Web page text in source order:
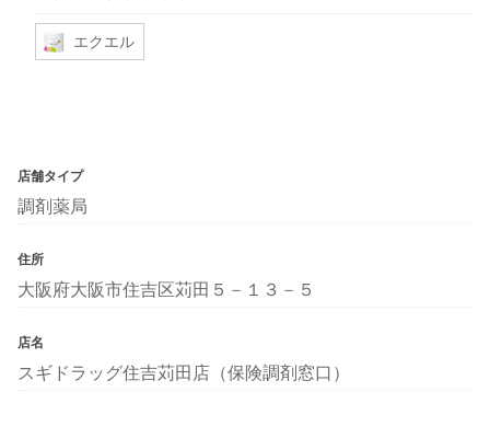
エクエル
店舗タイプ
調剤薬局
住所
大阪府大阪市住吉区苅田５－１３－５
店名
スギドラッグ住吉苅田店（保険調剤窓口）